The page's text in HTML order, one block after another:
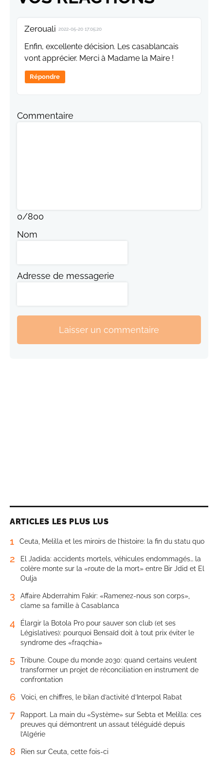
Zerouali 2022-05-20 17:05:20
Enfin, excellente décision. Les casablancais
vont apprécier. Merci à Madame la Maire !
Répondre
Commentaire
0/800
Nom
Adresse de messagerie
Laisser un commentaire
ARTICLES LES PLUS LUS
1 Ceuta, Melilla et les miroirs de l’histoire: la fin du statu quo
2
El Jadida: accidents mortels, véhicules endommagés… la
colère monte sur la «route de la mort» entre Bir Jdid et El
Oulja
3
Affaire Abderrahim Fakir: «Ramenez-nous son corps»,
clame sa famille à Casablanca
4
Élargir la Botola Pro pour sauver son club (et ses
Législatives): pourquoi Bensaïd doit à tout prix éviter le
syndrome des «fraqchia»
5
Tribune. Coupe du monde 2030: quand certains veulent
transformer un projet de réconciliation en instrument de
confrontation
6 Voici, en chiffres, le bilan d’activité d’Interpol Rabat
7
Rapport. La main du «Système» sur Sebta et Melilla: ces
preuves qui démontrent un assaut téléguidé depuis
l’Algérie
8 Rien sur Ceuta, cette fois-ci